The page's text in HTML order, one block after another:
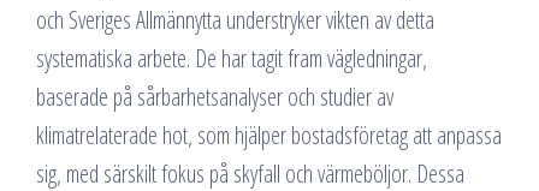
och Sveriges Allmännytta understryker vikten av detta
systematiska arbete. De har tagit fram vägledningar,
baserade på sårbarhetsanalyser och studier av
klimatrelaterade hot, som hjälper bostadsföretag att anpassa
sig, med särskilt fokus på skyfall och värmeböljor. Dessa